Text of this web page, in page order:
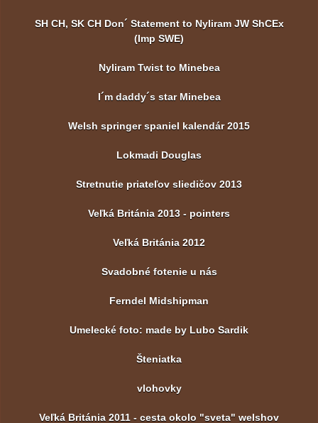
SH CH, SK CH Don´ Statement to Nyliram JW ShCEx
(Imp SWE)
Nyliram Twist to Minebea
I´m daddy´s star Minebea
Welsh springer spaniel kalendár 2015
Lokmadi Douglas
Stretnutie priateľov sliedičov 2013
Veľká Británia 2013 - pointers
Veľká Británia 2012
Svadobné fotenie u nás
Ferndel Midshipman
Umelecké foto: made by Lubo Sardik
Šteniatka
vlohovky
Veľká Británia 2011 - cesta okolo "sveta" welshov